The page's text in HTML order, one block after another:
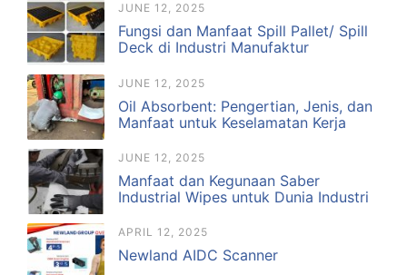
JUNE 12, 2025
Fungsi dan Manfaat Spill Pallet/ Spill
Deck di Industri Manufaktur
JUNE 12, 2025
Oil Absorbent: Pengertian, Jenis, dan
Manfaat untuk Keselamatan Kerja
JUNE 12, 2025
Manfaat dan Kegunaan Saber
Industrial Wipes untuk Dunia Industri
APRIL 12, 2025
Newland AIDC Scanner